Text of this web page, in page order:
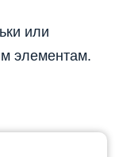
или
элементам.